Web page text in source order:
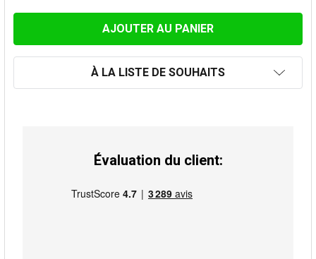
À LA LISTE DE SOUHAITS
Évaluation du client: